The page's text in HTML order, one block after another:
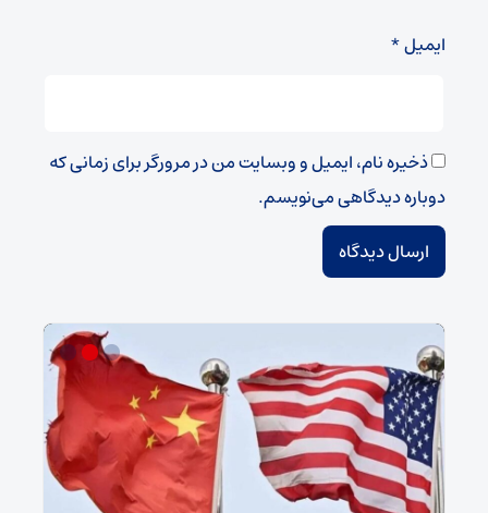
ایمیل*
ذخیره نام، ایمیل و وبسایت من در مرورگر برای زمانی که
دوباره دیدگاهی می‌نویسم.